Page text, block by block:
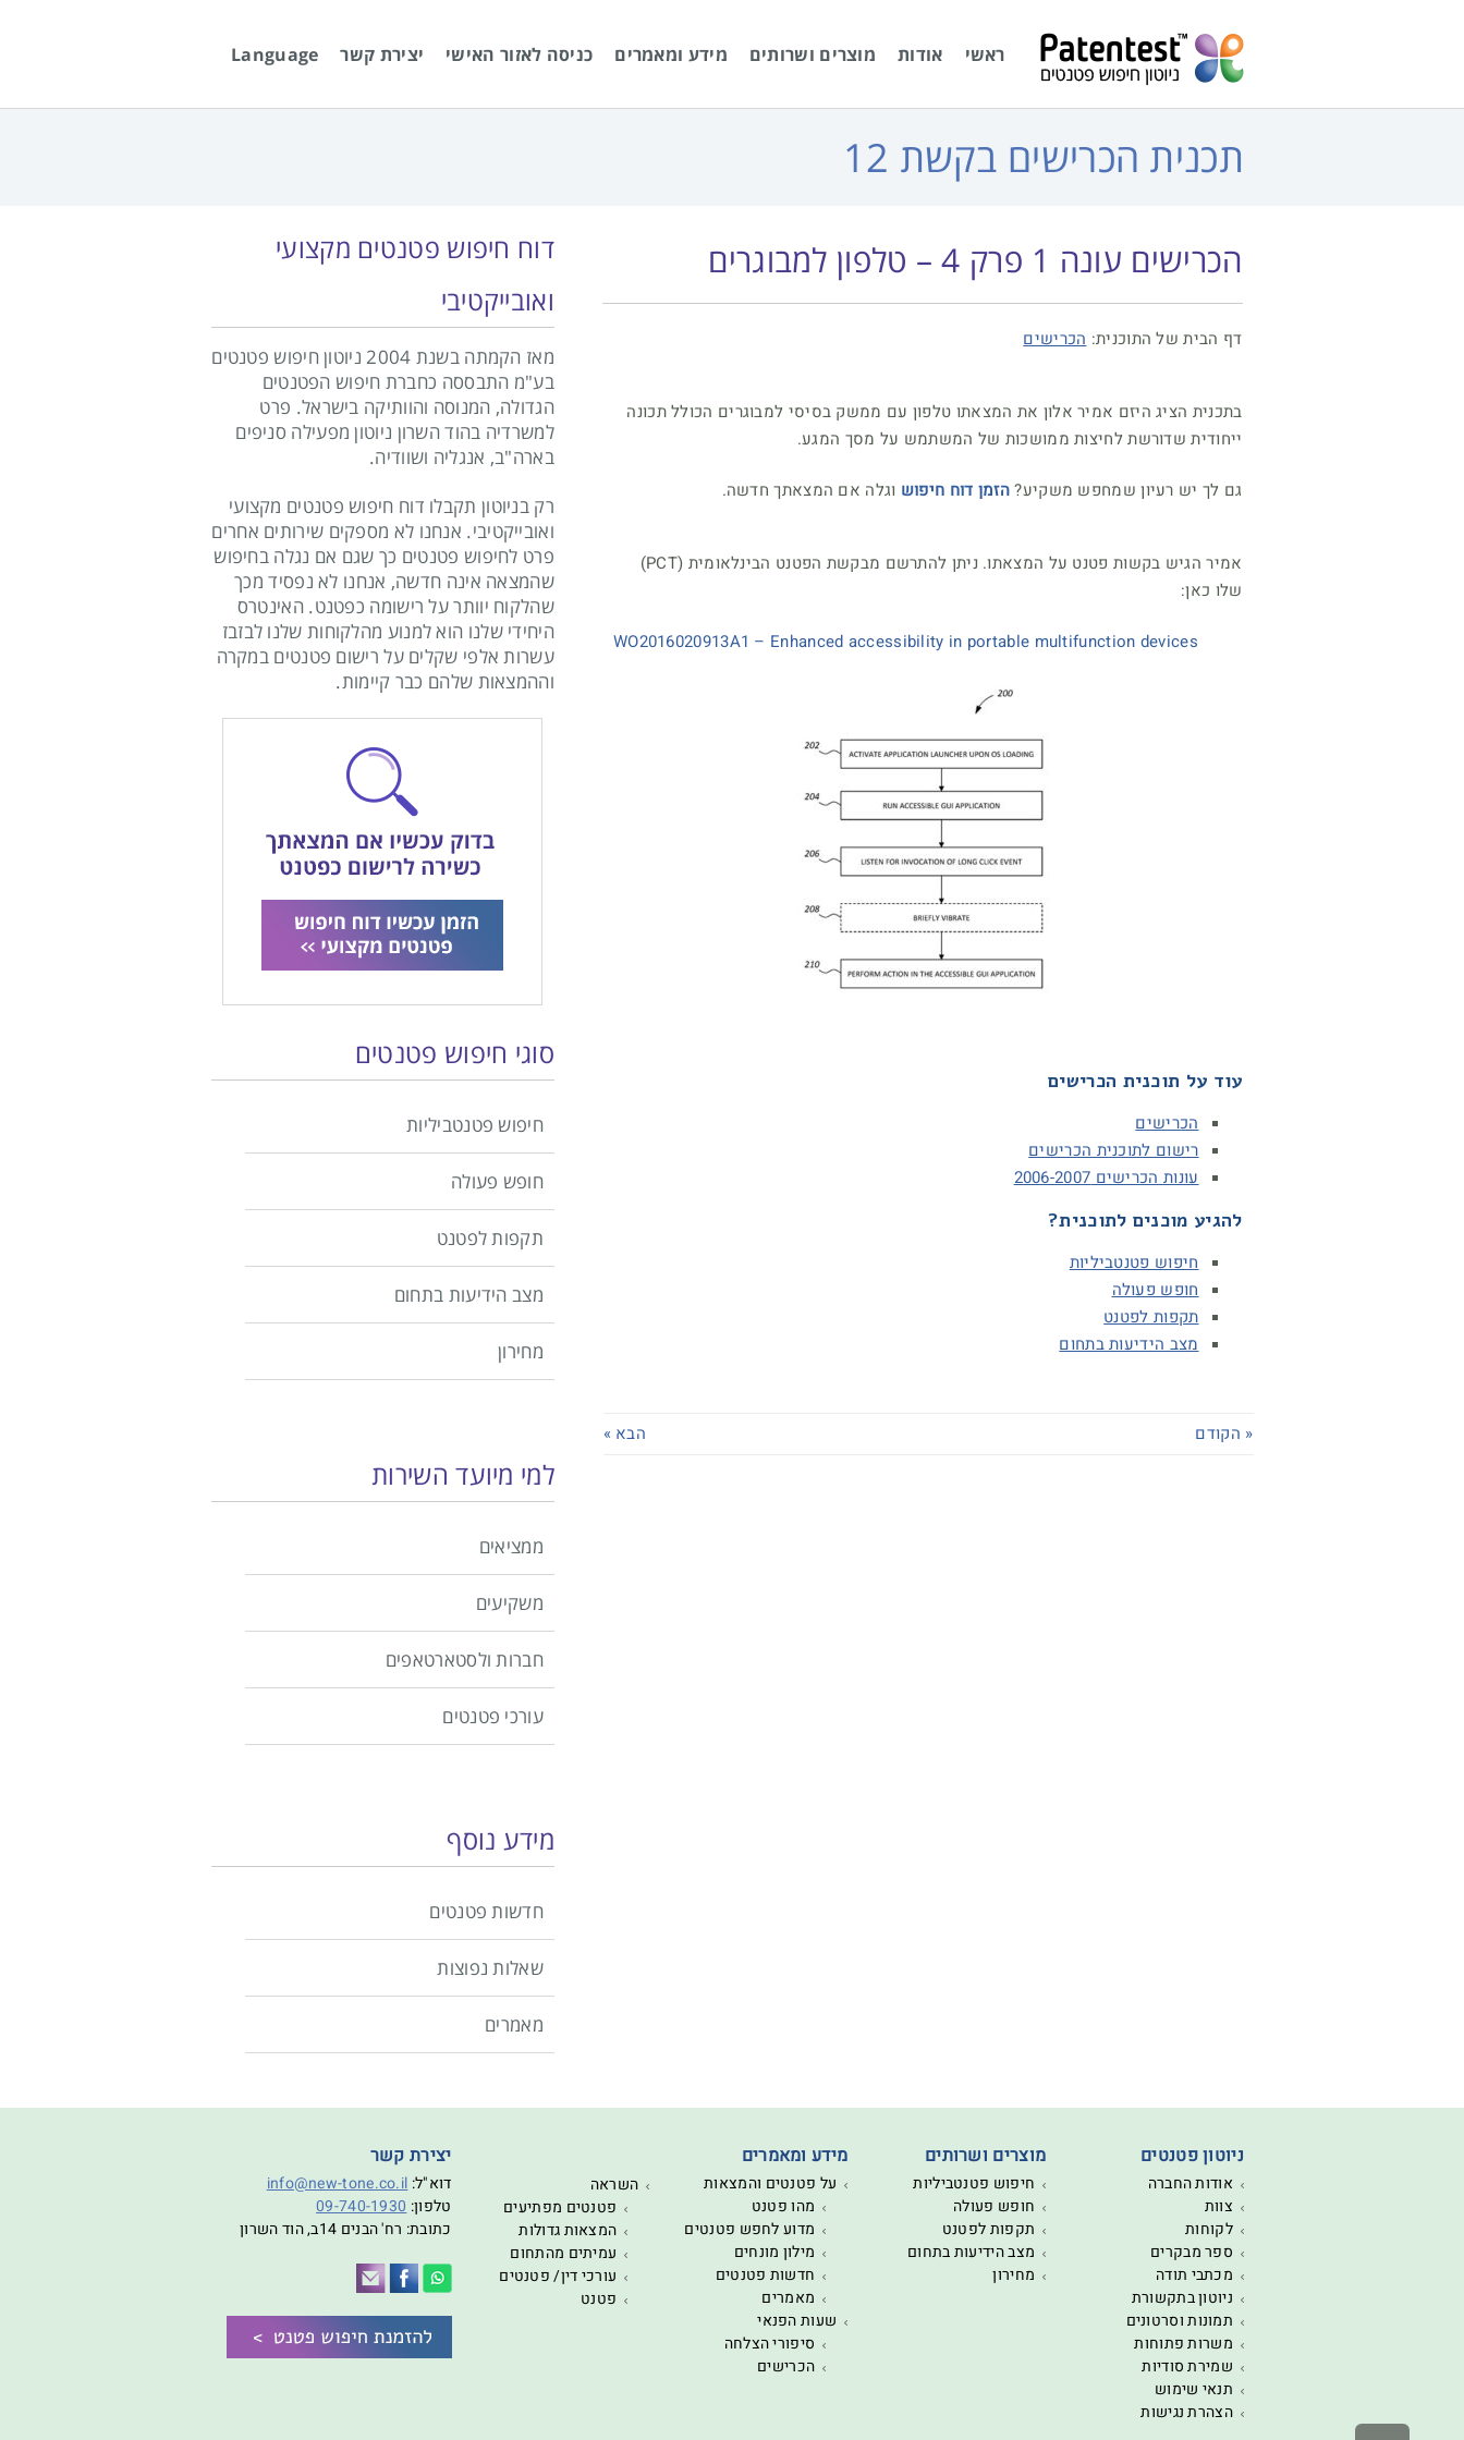
ראשי
אודות מוצרים ושרותים מידע ומאמרים כניסה לאזור האישי יצירת קשר Language
תכנית הכרישים בקשת 12
הכרישים עונה 1 פרק 4 – טלפון למבוגרים
דף הבית של התוכנית: הכרישים
בתכנית הציג היזם אמיר אלון את המצאתו טלפון עם ממשק בסיסי למבוגרים הכולל תכונה
ייחודית שדורשת לחיצות ממושכות של המשתמש על מסך המגע.
גם לך יש רעיון שמחפש משקיע?הזמן דוח חיפוש וגלה אם המצאתך חדשה.
אמיר הגיש בקשות פטנט על המצאתו. ניתן להתרשם מבקשת הפטנט הבינלאומית (PCT)
שלו כאן:
WO2016020913A1 – Enhanced accessibility in portable multifunction devices
עוד על תוכנית הכרישים
הכרישים
רישום לתוכנית הכרישים
עונות הכרישים 2006-2007
להגיע מוכנים לתוכנית?
חיפוש פטנטביליות
חופש פעולה
תקפות לפטנט
מצב הידיעות בתחום
« הקודם הבא »
דוח חיפוש פטנטים מקצועי
ואובייקטיבי
מאז הקמתה בשנת 2004 ניוטון חיפוש פטנטים
בע"מ התבססה כחברת חיפוש הפטנטים
הגדולה, המנוסה והוותיקה בישראל. פרט
למשרדיה בהוד השרון ניוטון מפעילה סניפים
בארה"ב, אנגליה ושוודיה.
רק בניוטון תקבלו דוח חיפוש פטנטים מקצועי
ואובייקטיבי. אנחנו לא מספקים שירותים אחרים
פרט לחיפוש פטנטים כך שגם אם נגלה בחיפוש
שהמצאה אינה חדשה, אנחנו לא נפסיד מכך
שהלקוח יוותר על רישומה כפטנט. האינטרס
היחידי שלנו הוא למנוע מהלקוחות שלנו לבזבז
עשרות אלפי שקלים על רישום פטנטים במקרה
וההמצאות שלהם כבר קיימות.
סוגי חיפוש פטנטים
חיפוש פטנטביליות
חופש פעולה
תקפות לפטנט
מצב הידיעות בתחום
מחירון
למי מיועד השירות
ממציאים
משקיעים
חברות ולסטארטאפים
עורכי פטנטים
מידע נוסף
חדשות פטנטים
שאלות נפוצות
מאמרים
ניוטון פטנטים
אודות החברה
צוות
לקוחות
ספר מבקרים
מכתבי תודה
ניוטון בתקשורת
תמונות וסרטונים
משרות פתוחות
שמירת סודיות
תנאי שימוש
הצהרת נגישות
מוצרים ושרותים
חיפוש פטנטביליות
חופש פעולה
תקפות לפטנט
מצב הידיעות בתחום
מחירון
מידע ומאמרים
על פטנטים והמצאות
מהו פטנט
מדוע לחפש פטנטים
מילון מונחים
חדשות פטנטים
מאמרים
שעות הפנאי
סיפורי הצלחה
הכרישים
השראה
פטנטים מפתיעים
המצאות גדולות
עמיתים מהתחום
עורכי דין/ פטנטים
פטנט
יצירת קשר
דוא"ל: info@new-tone.co.il
טלפון: 09-740-1930
כתובת: רח' הבנים 14ב, הוד השרון